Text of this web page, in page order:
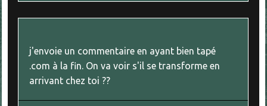
j'envoie un commentaire en ayant bien tapé
.com à la fin. On va voir s'il se transforme en
arrivant chez toi ??